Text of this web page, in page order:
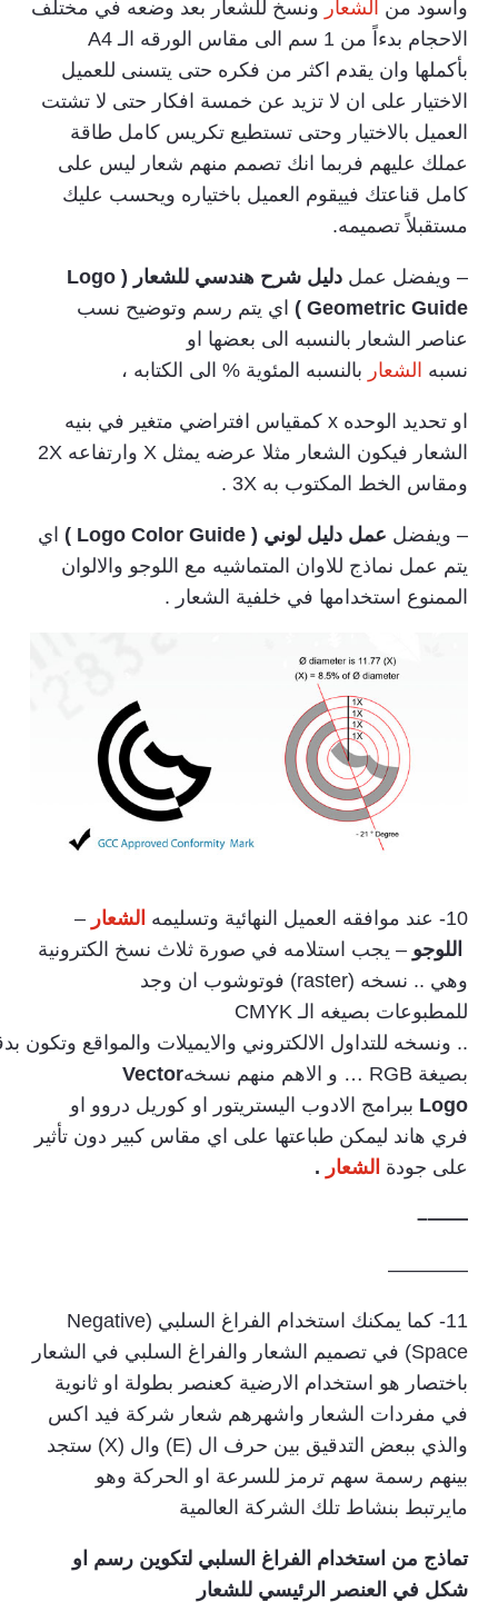
واسود من الشعار ونسخ للشعار بعد وضعه في مختلف
الاحجام بدءاً من 1 سم الى مقاس الورقه الـ A4
بأكملها وان يقدم اكثر من فكره حتى يتسنى للعميل
الاختيار على ان لا تزيد عن خمسة افكار حتى لا تشتت
العميل بالاختيار وحتى تستطيع تكريس كامل طاقة
عملك عليهم فربما انك تصمم منهم شعار ليس على
كامل قناعتك فييقوم العميل باختياره ويحسب عليك
مستقبلاً تصميمه.
– ويفضل عمل
دليل شرح هندسي للشعار ( Logo
Geometric Guide )
اي يتم رسم وتوضيح نسب
عناصر الشعار بالنسبه الى بعضها او
نسبه الشعار بالنسبه المئوية % الى الكتابه ،
او تحديد الوحده x كمقياس افتراضي متغير في بنيه
الشعار فيكون الشعار مثلا عرضه يمثل X وارتفاعه 2X
ومقاس الخط المكتوب به 3X .
– ويفضل عمل دليل لوني ( Logo Color Guide )
اي
يتم عمل نماذج للاوان المتماشيه مع اللوجو والالوان
الممنوع استخدامها في خلفية الشعار .
10- عند موافقه العميل النهائية وتسليمه الشعار –
اللوجو – يجب استلامه في صورة ثلاث نسخ الكترونية
وهي .. نسخه (raster) فوتوشوب ان وجد
للمطبوعات بصيغه الـ CMYK
.. ونسخه للتداول الالكتروني والايميلات والمواقع وتكون
بصيغة RGB … و الاهم منهم نسخه
Vector
Logo ببرامج الادوب اليستريتور او كوريل دروو او
فري هاند ليمكن طباعتها على اي مقاس كبير دون تأثير
على جودة الشعار .
——–
————
11- كما يمكنك استخدام الفراغ السلبي (Negative
Space) في تصميم الشعار والفراغ السلبي في الشعار
باختصار هو استخدام الارضية كعنصر بطولة او ثانوية
في مفردات الشعار واشهرهم شعار شركة فيد اكس
والذي ببعض التدقيق بين حرف ال (E) وال (X) ستجد
بينهم رسمة سهم ترمز للسرعة او الحركة وهو
مايرتبط بنشاط تلك الشركة العالمية
تماذج من استخدام الفراغ السلبي لتكوين رسم او
شكل في العنصر الرئيسي للشعار